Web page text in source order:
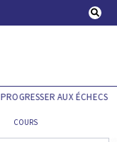
AUX ÉCHECS !
COURS